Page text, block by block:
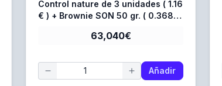
Control nature de 3 unidades ( 1.16
€ ) + Brownie SON 50 gr. ( 0.368 €
63,040€
Añadir